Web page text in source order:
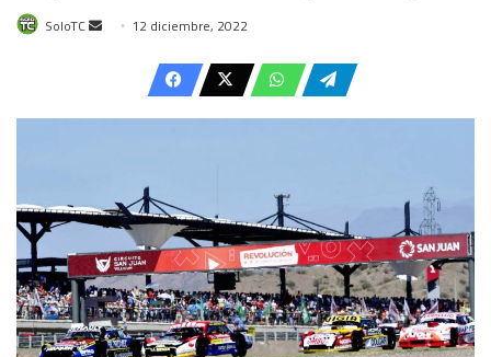
SoloTC
Send 12 diciembre, 2022